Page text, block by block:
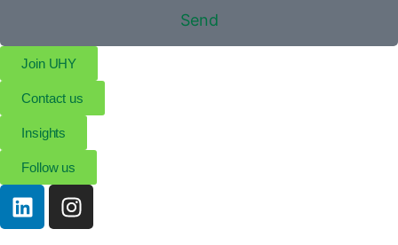
Send
Join UHY
Contact us
Insights
Follow us